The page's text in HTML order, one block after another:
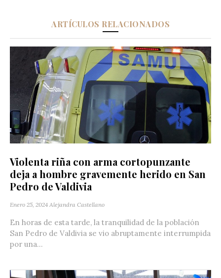
ARTÍCULOS RELACIONADOS
Violenta riña con arma cortopunzante
deja a hombre gravemente herido en San
Pedro de Valdivia
Enero 25, 2024 Alejandra Castellano
En horas de esta tarde, la tranquilidad de la población
San Pedro de Valdivia se vio abruptamente interrumpida
por una...